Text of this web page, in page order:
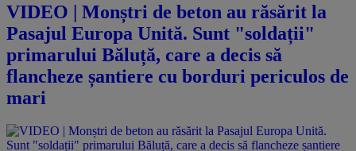
VIDEO | Monștri de beton au răsărit la
Pasajul Europa Unită. Sunt "soldații"
primarului Băluță, care a decis să
flancheze șantiere cu borduri periculos de
mari